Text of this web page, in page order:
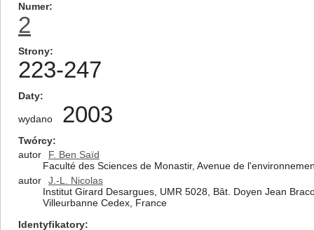
Numer
2
Strony
223-247
Daty
wydano 2003
Twórcy
autor
F. Ben Saïd
Faculté des Sciences de Monastir, Avenue de
autor
J.-L. Nicolas
Institut Girard Desargues, UMR 5028, Bât. Doyen Jean
Villeurbanne Cedex, France
Identyfikatory